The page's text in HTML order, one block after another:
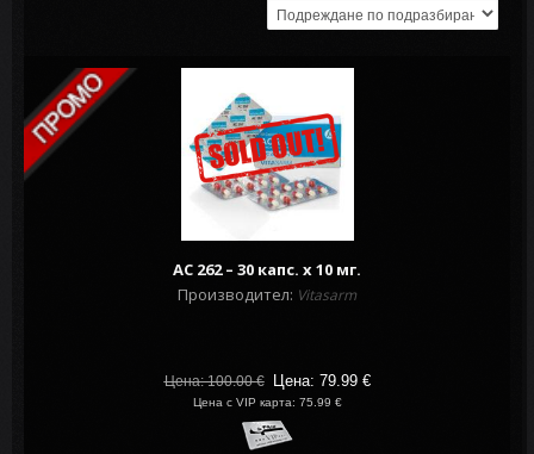
AC 262 – 30 капс. х 10 мг.
Производител: Vitasarm
Цена: 100.00€ Цена: 79.99 €
Цена с VIP карта: 75.99 €